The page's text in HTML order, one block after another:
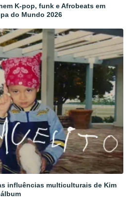
K-pop, funk e Afrobeats em
do Mundo 2026
influências multiculturais de Kim